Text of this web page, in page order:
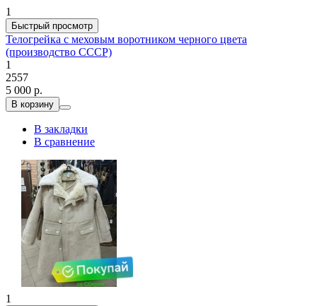
1
Быстрый просмотр
Телогрейка с меховым воротником черного цвета
(производство СССР)
1
2557
5 000 р.
В корзину
В закладки
В сравнение
1